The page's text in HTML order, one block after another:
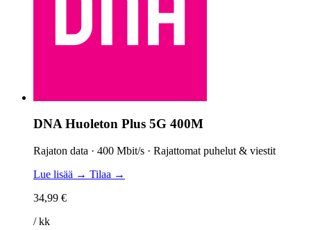
DNA Huoleton Plus 5G 400M
Rajaton data · 400 Mbit/s · Rajattomat puhelut & viestit
Lue lisää → Tilaa →
34,99 €
/ kk